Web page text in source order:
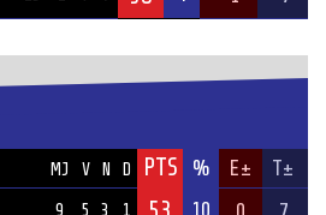
MJ V N D PTS % E± T±
9 5 3 1 10